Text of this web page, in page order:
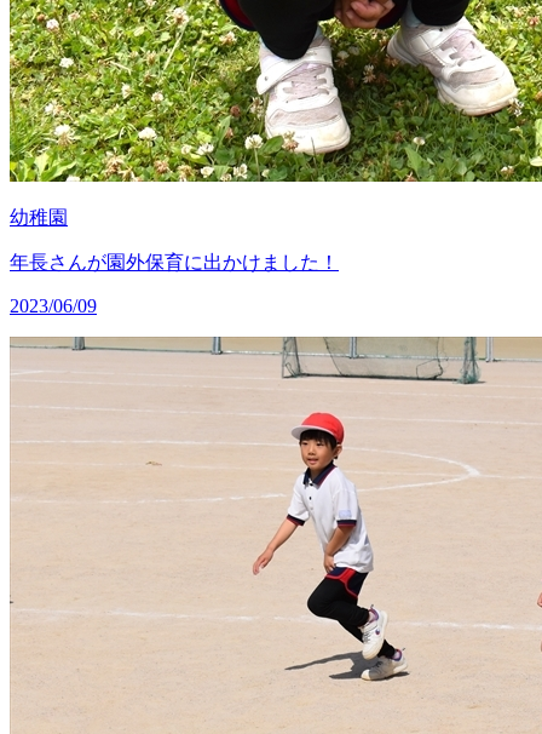
幼稚園
年長さんが園外保育に出かけました！
2023/06/09